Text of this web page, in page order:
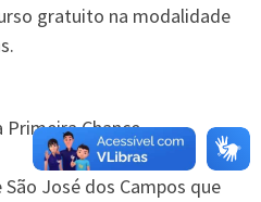
gratuito na modalidade
Chance
José dos Campos que